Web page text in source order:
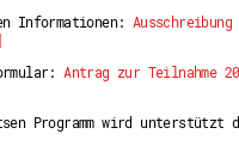
Ehrentag
Hessen engagiert - Digitale
Kompetenznachweis Hessen
Service-Learning
Informationen:
Antrag zur Teilnahme
Programm wird unterstützt